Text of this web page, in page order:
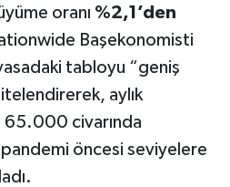
oranı %2,1’den
Başekonomisti
tabloyu “geniş
aylık
65.000 civarında
öncesi seviyelere